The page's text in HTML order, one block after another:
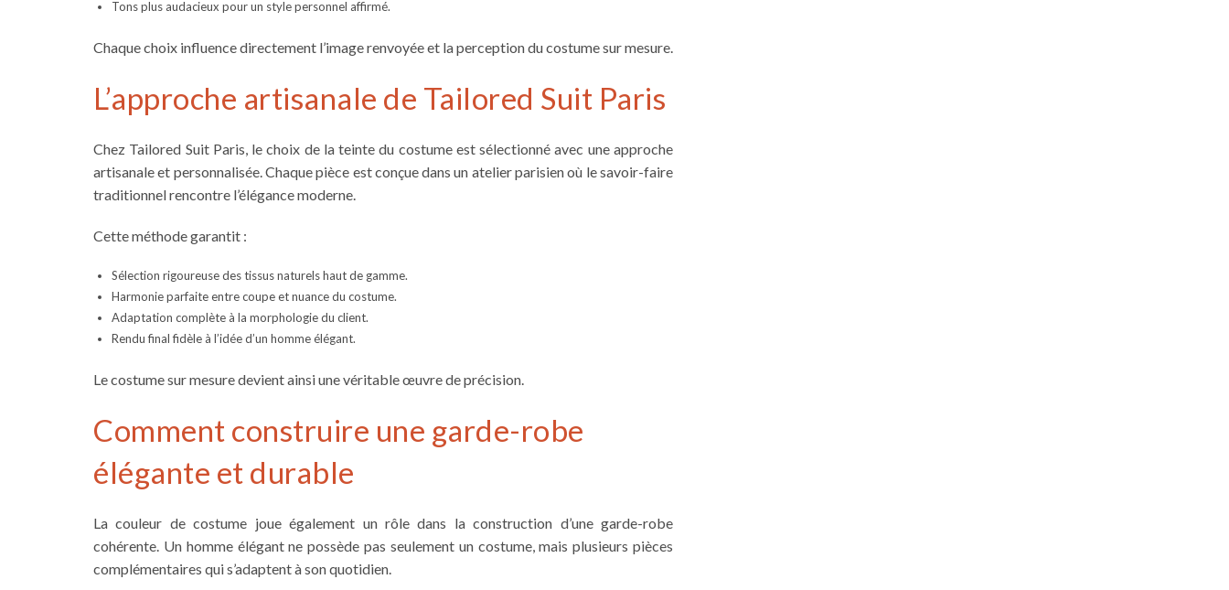
Tons plus audacieux pour un style personnel affirmé.
Chaque choix influence directement l’image renvoyée et la perception du costume sur mesure.
L’approche artisanale de Tailored Suit Paris
Chez Tailored Suit Paris, le choix de la teinte du costume est sélectionné avec une approche
artisanale et personnalisée. Chaque pièce est conçue dans un atelier parisien où le savoir-faire
traditionnel rencontre l’élégance moderne.
Cette méthode garantit :
Sélection rigoureuse des tissus naturels haut de gamme.
Harmonie parfaite entre coupe et nuance du costume.
Adaptation complète à la morphologie du client.
Rendu final fidèle à l’idée d’un homme élégant.
Le costume sur mesure devient ainsi une véritable œuvre de précision.
Comment construire une garde-robe
élégante et durable
La couleur de costume joue également un rôle dans la construction d’une garde-robe
cohérente. Un homme élégant ne possède pas seulement un costume, mais plusieurs pièces
complémentaires qui s’adaptent à son quotidien.